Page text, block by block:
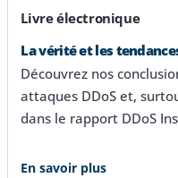
Livre électronique
La vérité et les
Découvrez nos
attaques DDoS et,
dans le rapport DDoS
En savoir plus